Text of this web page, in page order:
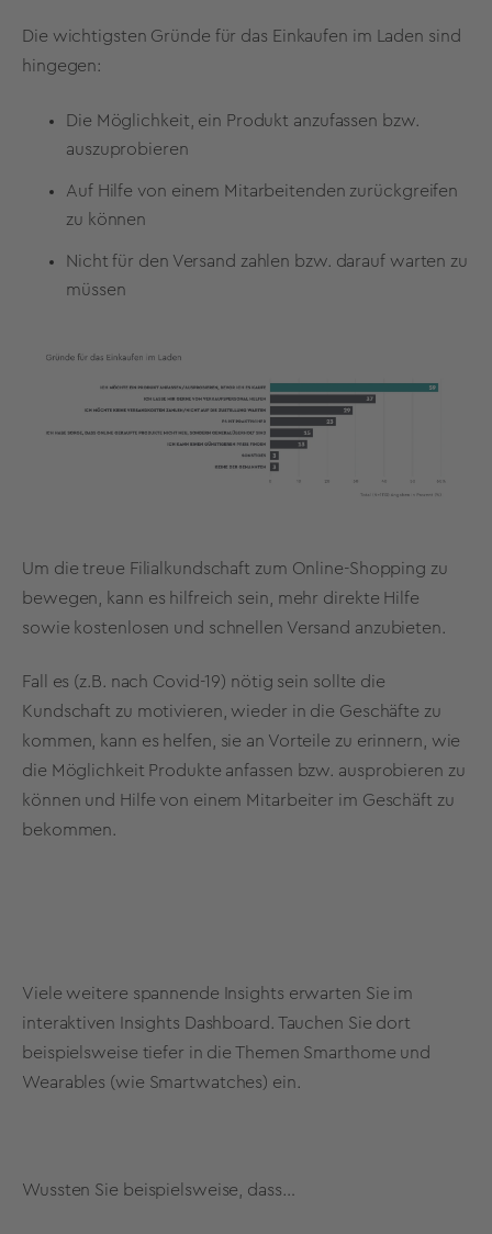
Die wichtigsten Gründe für das Einkaufen im Laden sind
hingegen:
Die Möglichkeit, ein Produkt anzufassen bzw.
auszuprobieren
Auf Hilfe von einem Mitarbeitenden zurückgreifen
zu können
Nicht für den Versand zahlen bzw. darauf warten zu
müssen
Um die treue Filialkundschaft zum Online-Shopping zu
bewegen, kann es hilfreich sein, mehr direkte Hilfe
sowie kostenlosen und schnellen Versand anzubieten.
Fall es (z.B. nach Covid-19) nötig sein sollte die
Kundschaft zu motivieren, wieder in die Geschäfte zu
kommen, kann es helfen, sie an Vorteile zu erinnern, wie
die Möglichkeit Produkte anfassen bzw. ausprobieren zu
können und Hilfe von einem Mitarbeiter im Geschäft zu
bekommen.
Viele weitere spannende Insights erwarten Sie im
interaktiven Insights Dashboard. Tauchen Sie dort
beispielsweise tiefer in die Themen Smarthome und
Wearables (wie Smartwatches) ein.
Wussten Sie beispielsweise, dass…